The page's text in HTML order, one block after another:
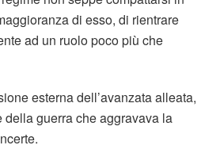
di esso, di rientrare
ad un ruolo poco più che
esterna dell’avanzata alleata,
guerra che aggravava la